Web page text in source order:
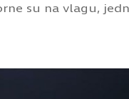
su na vlagu,